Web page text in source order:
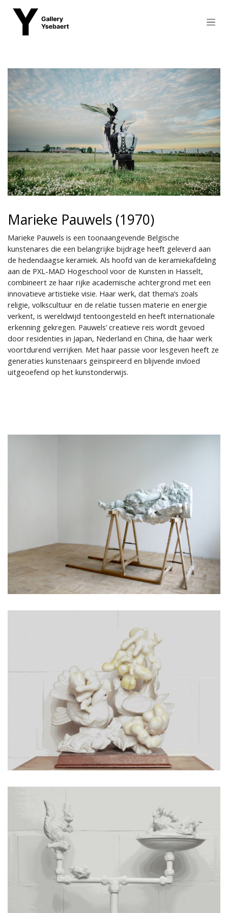
Marieke Pauwels (1970)
Marieke Pauwels is een toonaangevende Belgische
kunstenares die een belangrijke bijdrage heeft geleverd aan
de hedendaagse keramiek. Als hoofd van de keramiekafdeling
aan de PXL-MAD Hogeschool voor de Kunsten in Hasselt,
combineert ze haar rijke academische achtergrond met een
innovatieve artistieke visie. Haar werk, dat thema’s zoals
religie, volkscultuur en de relatie tussen materie en energie
verkent, is wereldwijd tentoongesteld en heeft internationale
erkenning gekregen. Pauwels’ creatieve reis wordt gevoed
door residenties in Japan, Nederland en China, die haar werk
voortdurend verrijken. Met haar passie voor lesgeven heeft ze
generaties kunstenaars geïnspireerd en blijvende invloed
uitgeoefend op het kunstonderwijs.